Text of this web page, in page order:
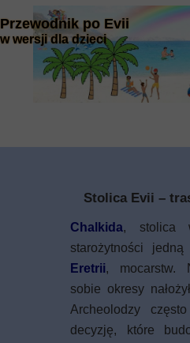
Przewodnik po Evii
w wersji dla dzieci
Stolica Evii –
Chalkida, stolica
starożytności
Eretrii, mocarstw.
sobie okresy
Archeolodzy
decyzję, które